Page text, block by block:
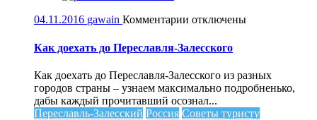
04.11.2016 gawain Комментарии к
Как
доехать
Переславля-
Залесского
отключены
Как доехать до Переславля-Залесского
Как доехать до Переславля-Залесского из разных
городов страны – узнаем максимально подробненько,
дабы каждый прочитавший осознал...
Переславль-Залесский Россия Советы туристу